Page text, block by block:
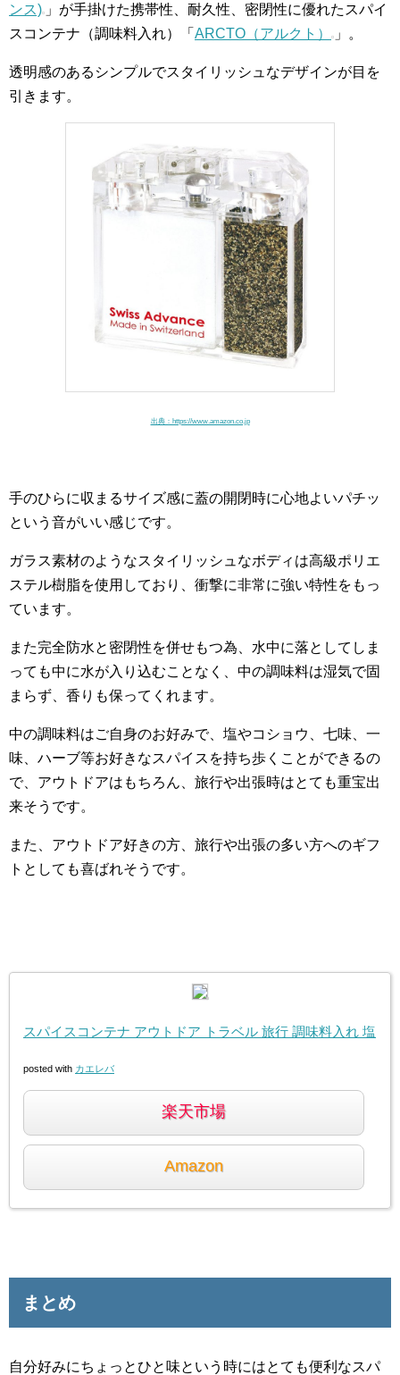
ンス) 」が手掛けた携帯性、耐久性、密閉性に優れたスパイ
スコンテナ（調味料入れ）「 ARCTO（アルクト） 」。
透明感のあるシンプルでスタイリッシュなデザインが目を
引きます。
出典：https://www.amazon.co.jp
手のひらに収まるサイズ感に蓋の開閉時に心地よいパチッ
という音がいい感じです。
ガラス素材のようなスタイリッシュなボディは高級ポリエ
ステル樹脂を使用しており、衝撃に非常に強い特性をもっ
ています。
また完全防水と密閉性を併せもつ為、水中に落としてしま
っても中に水が入り込むことなく、中の調味料は湿気で固
まらず、香りも保ってくれます。
中の調味料はご自身のお好みで、塩やコショウ、七味、一
味、ハーブ等お好きなスパイスを持ち歩くことができるの
で、アウトドアはもちろん、旅行や出張時はとても重宝出
来そうです。
また、アウトドア好きの方、旅行や出張の多い方へのギフ
トとしても喜ばれそうです。
スパイスコンテナ アウトドア トラベル 旅行 調味料入れ 塩
posted with カエレバ
楽天市場
Amazon
まとめ
自分好みにちょっとひと味という時にはとても便利なスパ